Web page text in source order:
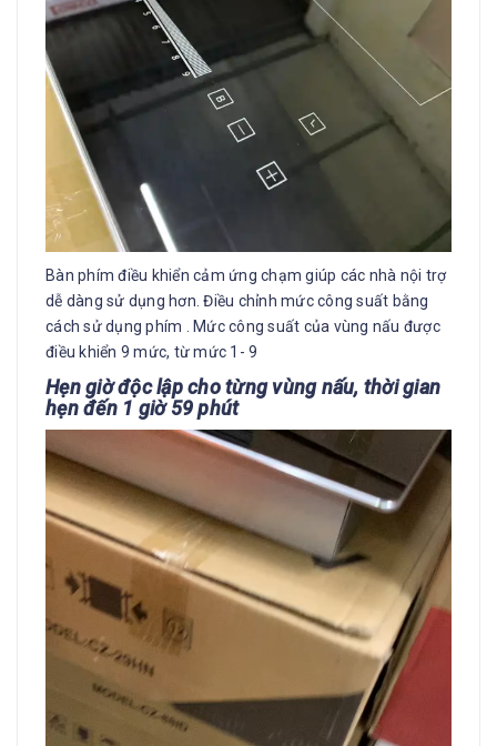
Bàn phím điều khiển cảm ứng chạm giúp các nhà nội trợ
dễ dàng sử dụng hơn. Điều chỉnh mức công suất bằng
cách sử dụng phím . Mức công suất của vùng nấu được
điều khiển 9 mức, từ mức 1- 9
Hẹn giờ độc lập cho từng vùng nấu, thời gian
hẹn đến 1 giờ 59 phút
chơi
Video